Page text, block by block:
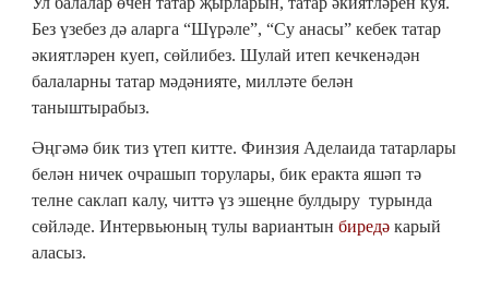
Без үзебез дә аларга “Шүрәле”, “Су анасы” кебек татар
әкиятләрен куеп, сөйлибез. Шулай итеп кечкенәдән
балаларны татар мәдәнияте, милләте белән
таныштырабыз.
Әңгәмә бик тиз үтеп китте. Финзия Аделаида татарлары
белән ничек очрашып торулары, бик еракта яшәп тә
телне саклап калу, читтә үз эшеңне булдыру турында
сөйләде. Интервьюның тулы вариантын биредә карый
аласыз.